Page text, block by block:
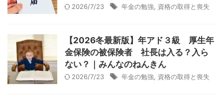
2026/7/23 年金の勉強 資格の取得と喪失
【2026冬最新版】年アド３級 厚生年
金保険の被保険者 社長は入る？入ら
ない？｜みんなのねんきん
2026/7/23 年金の勉強 資格の取得と喪失